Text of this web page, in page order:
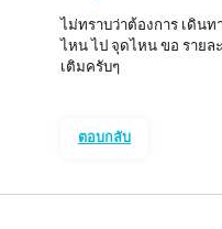
ไม่ทราบว่าต้องการ เดินท
ไหน ไป จุดไหน ขอ รายล
เติมครับๆ
ตอบกลับ